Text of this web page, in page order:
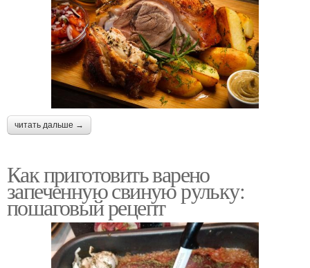
читать дальше →
Как приготовить варено
запеченную свиную рульку:
пошаговый рецепт